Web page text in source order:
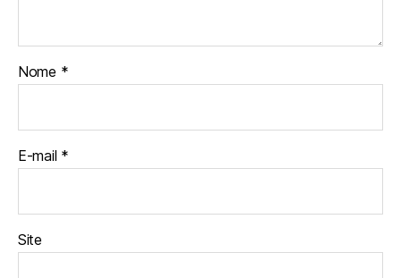
Nome *
E-mail *
Site